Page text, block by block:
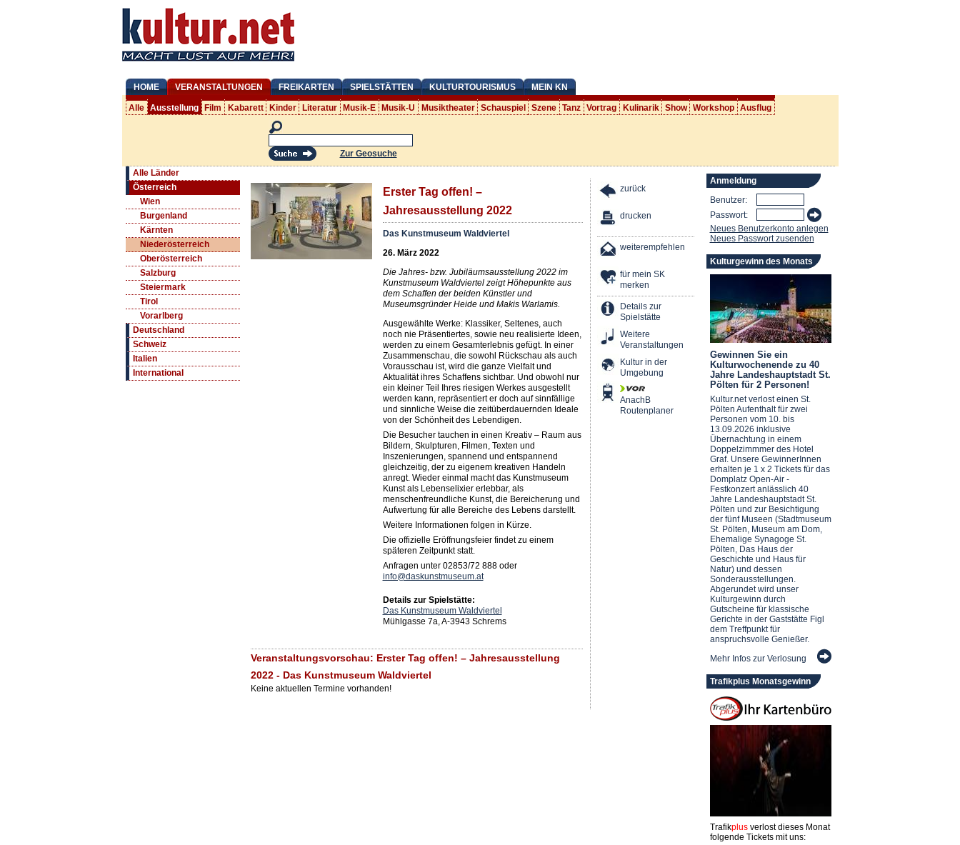
HOME VERANSTALTUNGEN FREIKARTEN SPIELSTÄTTEN KULTURTOURISMUS MEIN KN
Alle Ausstellung Film Kabarett Kinder Literatur Musik-E Musik-U Musiktheater Schauspiel Szene Tanz Vortrag Kulinarik Show Workshop Ausflug
Zur Geosuche
Alle Länder
Österreich
Wien
Burgenland
Kärnten
Niederösterreich
Oberösterreich
Salzburg
Steiermark
Tirol
Vorarlberg
Deutschland
Schweiz
Italien
International
Erster Tag offen! –
Jahresausstellung 2022
Das Kunstmuseum Waldviertel
26. März 2022
Die Jahres- bzw. Jubiläumsausstellung 2022 im
Kunstmuseum Waldviertel zeigt Höhepunkte aus
dem Schaffen der beiden Künstler und
Museumsgründer Heide und Makis Warlamis.
Ausgewählte Werke: Klassiker, Seltenes, auch
noch nie Präsentiertes, sowie neu realisierte Ideen,
werden zu einem Gesamterlebnis gefügt. In einer
Zusammenschau, die sowohl Rückschau als auch
Vorausschau ist, wird die ganze Vielfalt und
Aktualität ihres Schaffens sichtbar. Und obwohl nur
ein kleiner Teil Ihres riesigen Werkes ausgestellt
werden kann, repräsentiert er doch auf sinnfällige
und sinnliche Weise die zeitüberdauernden Ideale
von der Schönheit des Lebendigen.
Die Besucher tauchen in einen Kreativ – Raum aus
Bildern, Skulpturen, Filmen, Texten und
Inszenierungen, spannend und entspannend
gleichzeitig, der zu eigenem kreativen Handeln
anregt. Wieder einmal macht das Kunstmuseum
Kunst als Lebenselixier erlebbar, als
menschenfreundliche Kunst, die Bereicherung und
Aufwertung für alle Bereiche des Lebens darstellt.
Weitere Informationen folgen in Kürze.
Die offizielle Eröffnungsfeier findet zu einem
späteren Zeitpunkt statt.
Anfragen unter 02853/72 888 oder
info@daskunstmuseum.at
Details zur Spielstätte:
Das Kunstmuseum Waldviertel
Mühlgasse 7a, A-3943 Schrems
Veranstaltungsvorschau: Erster Tag offen! – Jahresausstellung
2022 - Das Kunstmuseum Waldviertel
Keine aktuellen Termine vorhanden!
zurück
drucken
weiterempfehlen
für mein SK
merken
Details zur
Spielstätte
Weitere
Veranstaltungen
Kultur in der
Umgebung
AnachB
Routenplaner
Anmeldung
Benutzer:
Passwort:
Neues Benutzerkonto anlegen
Neues Passwort zusenden
Kulturgewinn des Monats
Gewinnen Sie ein
Kulturwochenende zu 40
Jahre Landeshauptstadt St.
Pölten für 2 Personen!
Kultur.net verlost einen St.
Pölten Aufenthalt für zwei
Personen vom 10. bis
13.09.2026 inklusive
Übernachtung in einem
Doppelzimmmer des Hotel
Graf. Unsere GewinnerInnen
erhalten je 1 x 2 Tickets für das
Domplatz Open-Air -
Festkonzert anlässlich 40
Jahre Landeshauptstadt St.
Pölten und zur Besichtigung
der fünf Museen (Stadtmuseum
St. Pölten, Museum am Dom,
Ehemalige Synagoge St.
Pölten, Das Haus der
Geschichte und Haus für
Natur) und dessen
Sonderausstellungen.
Abgerundet wird unser
Kulturgewinn durch
Gutscheine für klassische
Gerichte in der Gaststätte Figl
dem Treffpunkt für
anspruchsvolle Genießer.
Mehr Infos zur Verlosung
Trafikplus Monatsgewinn
Trafikplusverlost dieses Monat
folgende Tickets mit uns: